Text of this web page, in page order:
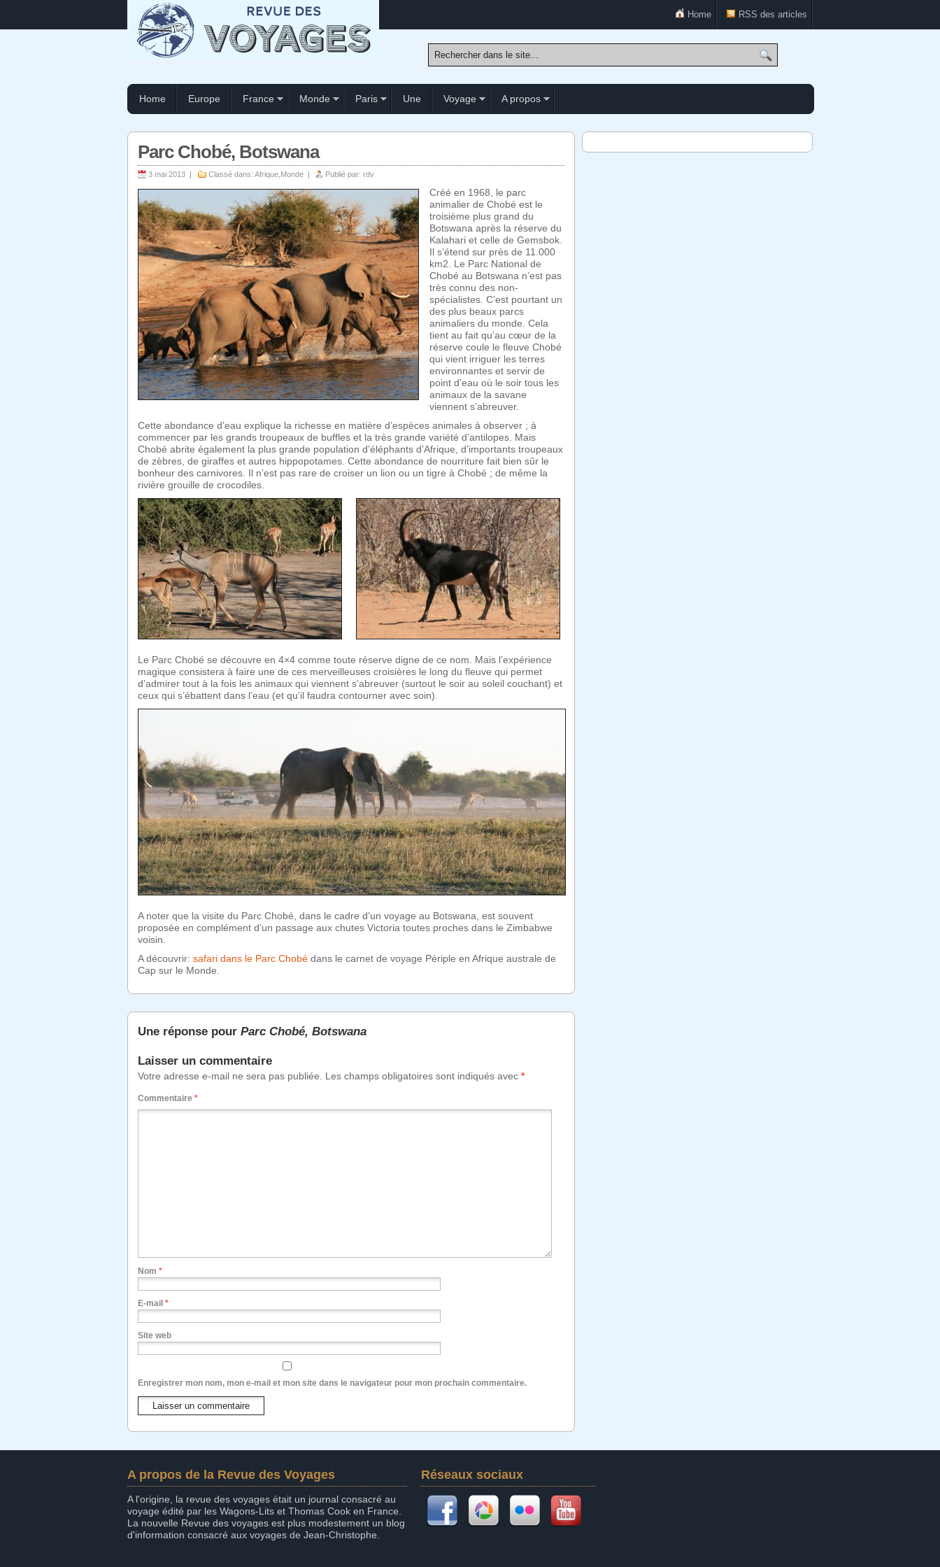
Home RSS des articles
Home Europe France Monde Paris Une Voyage A propos
Parc Chobé, Botswana
3 mai 2013 | Classé dans: Afrique Monde | Publié par: rdv
Créé en 1968, le parc
animalier de Chobé est le
troisième plus grand du
Botswana après la réserve du
Kalahari et celle de Gemsbok.
Il s’étend sur près de 11.000
km2. Le Parc National de
Chobé au Botswana n’est pas
très connu des non-
spécialistes. C’est pourtant un
des plus beaux parcs
animaliers du monde. Cela
tient au fait qu’au cœur de la
réserve coule le fleuve Chobé
qui vient irriguer les terres
environnantes et servir de
point d’eau où le soir tous les
animaux de la savane
viennent s’abreuver.
Cette abondance d’eau explique la richesse en matière d’espèces animales à observer ; à
commencer par les grands troupeaux de buffles et la très grande variété d’antilopes. Mais
Chobé abrite également la plus grande population d’éléphants d’Afrique, d’importants troupeaux
de zèbres, de giraffes et autres hippopotames. Cette abondance de nourriture fait bien sûr le
bonheur des carnivores. Il n’est pas rare de croiser un lion ou un tigre à Chobé ; de même la
rivière grouille de crocodiles.
Le Parc Chobé se découvre en 4×4 comme toute réserve digne de ce nom. Mais l’expérience
magique consistera à faire une de ces merveilleuses croisières le long du fleuve qui permet
d’admirer tout à la fois les animaux qui viennent s’abreuver (surtout le soir au soleil couchant) et
ceux qui s’ébattent dans l’eau (et qu’il faudra contourner avec soin).
A noter que la visite du Parc Chobé, dans le cadre d’un voyage au Botswana, est souvent
proposée en complément d’un passage aux chutes Victoria toutes proches dans le Zimbabwe
voisin.
A découvrir: safari dans le Parc Chobé dans le carnet de voyage Périple en Afrique australe de
Cap sur le Monde.
Une réponse pour Parc Chobé, Botswana
Laisser un commentaire
Votre adresse e-mail ne sera pas publiée. Les champs obligatoires sont indiqués avec *
Commentaire *
Nom *
E-mail *
Site web
Enregistrer mon nom, mon e-mail et mon site dans le navigateur pour mon prochain commentaire.
A propos de la Revue des Voyages
A l'origine, la revue des voyages était un journal consacré au
voyage édité par les Wagons-Lits et Thomas Cook en France.
La nouvelle Revue des voyages est plus modestement un blog
d'information consacré aux voyages de Jean-Christophe.
Réseaux sociaux